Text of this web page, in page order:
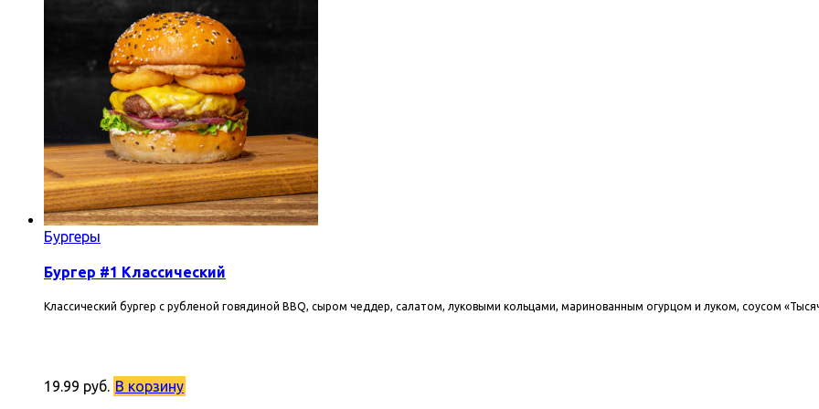
Бургеры
Бургер #1 Классический
Классический бургер с рубленой говядиной BBQ, сыром чеддер, салатом, луковыми кольцами, маринованным огурцом и луком, соусом
19.99 руб. В корзину